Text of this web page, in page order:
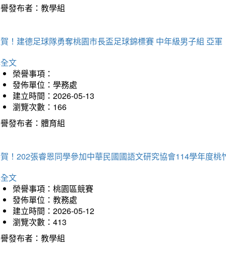
發布者：教學組
！建德足球隊勇奪桃園市長盃足球錦標賽 中年級男子組 亞軍
文
榮譽事項：
發佈單位：學務處
建立時間：2026-05-13
瀏覽次數：166
發布者：體育組
！202張睿恩同學參加中華民國國語文研究協會114學年度
文
榮譽事項：桃園區競賽
發佈單位：教務處
建立時間：2026-05-12
瀏覽次數：413
發布者：教學組